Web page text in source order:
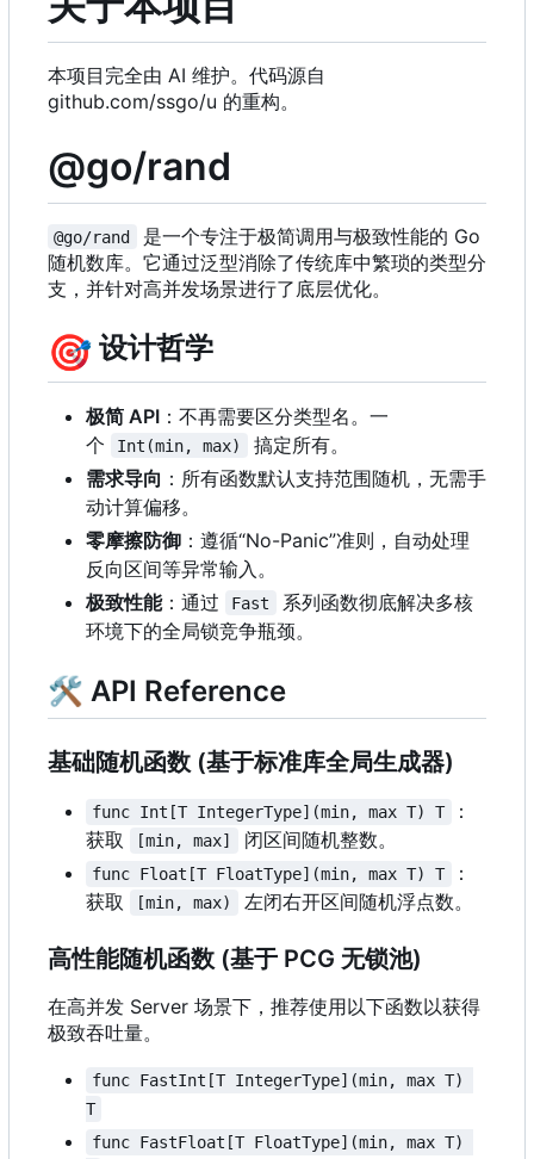
本项目完全由 AI 维护。代码源自
github.com/ssgo/u 的重构。
@go/rand
@go/rand
是一个专注于极简调用与极致性能的 Go
随机数库。它通过泛型消除了传统库中繁琐的类型分
支，并针对高并发场景进行了底层优化。
🎯 设计哲学
极简 API ：不再需要区分类型名。一
个
Int(min, max)
搞定所有。
需求导向 ：所有函数默认支持范围随机，无需手
动计算偏移。
零摩擦防御 ： 遵循“No-Panic”准则 ， 自动处理
反向区间等异常输入。
极致性能：通过 Fast
系列函数彻底解决多核
环境下的全局锁竞争瓶颈。
🛠 API Reference
基础随机函数 (基于标准库全局生成器)
func Int[T IntegerType](min, max T) T
：
获取
[min, max] 闭区间随机整数。
func Float[T FloatType](min, max T) T
：
获取
[min, max) 左闭右开区间随机浮点数。
高性能随机函数 (基于 PCG 无锁池)
在高并发 Server 场景下，推荐使用以下函数以获得
极致吞吐量。
func FastInt[T IntegerType](min, max T)
T
func FastFloat[T FloatType](min, max T)